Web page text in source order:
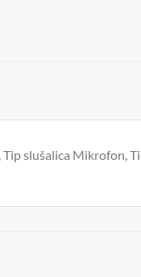
slušalica Mikrofon,